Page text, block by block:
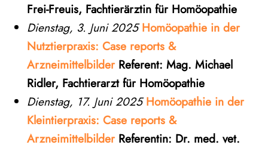
Frei-Freuis, Fachtierärztin für Homöopathie
Dienstag, 3. Juni 2025Homöopathie in der
Nutztierpraxis: Case reports &
Arzneimittelbilder Referent: Mag. Michael
Ridler, Fachtierarzt für Homöopathie
Dienstag, 17. Juni 2025Homöopathie in der
Kleintierpraxis: Case reports &
Arzneimittelbilder Referentin: Dr. med. vet.